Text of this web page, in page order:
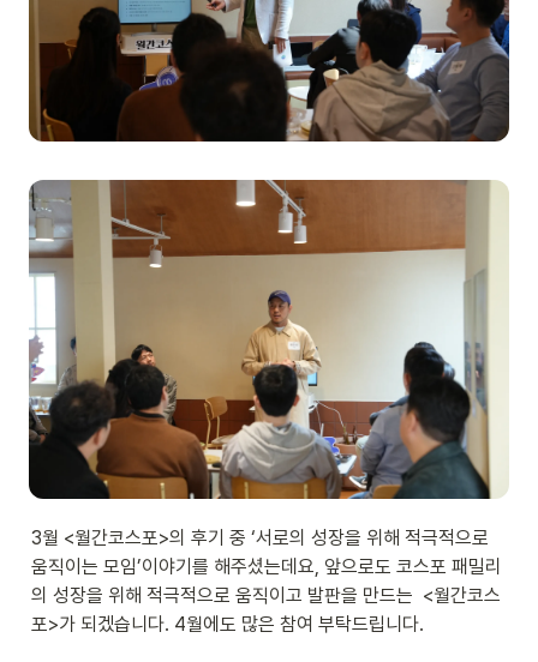
3월 <월간코스포>의 후기 중 ‘서로의 성장을 위해 적극적으로
움직이는 모임’이야기를 해주셨는데요, 앞으로도 코스포 패밀리
의 성장을 위해 적극적으로 움직이고 발판을 만드는  <월간코스
포>가 되겠습니다. 4월에도 많은 참여 부탁드립니다.